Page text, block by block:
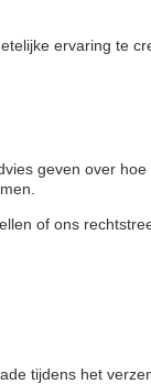
ervaring te
geven over
of ons
tijdens het